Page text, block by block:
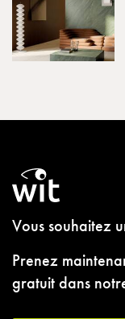
Vous souhaitez
Prenez
gratuit dans